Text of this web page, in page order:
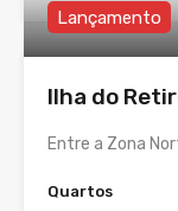
Lançamento
Ilha do
Entre a Zona
Quartos